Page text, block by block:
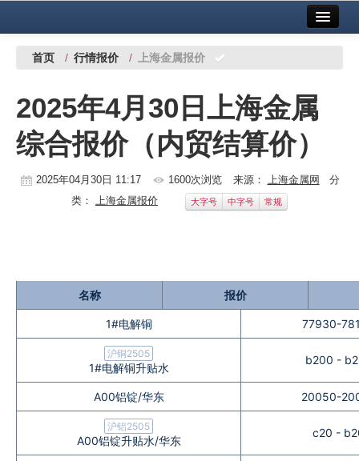
中国有色金属报社主办 广告服务
铜镍铅锌
铝
稀有稀土
镁钛
地矿 建设
企业文化
《资源再生》杂志
首页 / 行情报价 / 上海金属报价
2025年4月30日上海金属
综合报价（内贸结算价）
2025年04月30日 11:17 1600次浏览 来源： 上海金属网 分
类： 上海金属报价 大字号 中字号 常规
名称 报价
1#电解铜 77930-
沪铜2505
1#电解铜升贴水
b200 -
A00铝锭/华东 20050-
沪铝2505
A00铝锭升贴水/华东
c20 -